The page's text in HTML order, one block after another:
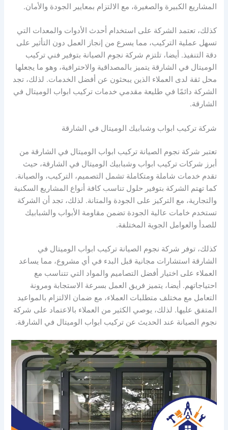
المشاريع الكبيرة والصغيرة، مع الالتزام بمعايير الجودة والأمان.
كذلك، تعتمد الشركة على استخدام أحدث الأدوات والمعدات التي
تسهل عملية التركيب، مما يسرع من إنجاز العمل دون التأثير على
دقة التنفيذ. أيضا، تلتزم شركة نجوم الصيانة بتوفير فني تركيب
الوميتال في الشارقة يتميز بالمصداقية والاحترافية، وهو ما يجعلها
محل ثقة لدى العملاء الذين يبحثون عن أفضل الخدمات. لذلك، تجد
الشركة دائمًا في طليعة مقدمي خدمات تركيب ابواب الوميتال في
الشارقة.
شركة تركيب ابواب وشبابيك الوميتال في الشارقة
تعتبر شركة نجوم الصيانة تركيب ابواب الوميتال في الشارقة من
أبرز شركات تركيب ابواب وشبابيك الوميتال في الشارقة، حيث
تقدم خدمات شاملة ومتكاملة تشمل التصميم، التركيب، والصيانة.
كما تهتم الشركة بتوفير حلول تناسب كافة أنواع المشاريع السكنية
والتجارية، مع التركيز على الجودة والمتانة. لذلك، تجد أن الشركة
تستخدم خامات عالية الجودة تضمن مقاومة الأبواب والشبابيك
للصدأ والعوامل الجوية المختلفة.
كذلك، توفر شركة نجوم الصيانة تركيب ابواب الوميتال في
الشارقة استشارات مجانية قبل البدء في أي مشروع، مما يساعد
العملاء على اختيار أفضل التصاميم والمواد التي تتناسب مع
احتياجاتهم. أيضا، يتميز فريق العمل بسرعة الاستجابة ومرونة
التعامل مع مختلف متطلبات العملاء، مع ضمان الالتزام بالمواعيد
المتفق عليها. لذلك، يوصي الكثير من العملاء بالاعتماد على شركة
نجوم الصيانة عند الحديث عن تركيب ابواب الوميتال في الشارقة.